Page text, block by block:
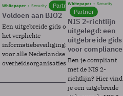
Whitepaper Security Partner
Voldoen aan BIO2
Een uitgebreide gids over BIO2,
het verplichte
informatiebeveiligingsframework
voor alle Nederlandse
overheidsorganisaties.
Whitepaper Security
Partner
NIS 2-richtlijn
uitgelegd: een
uitgebreide gids
voor compliance
Ben je compliant
met de NIS 2-
richtlijn? Hier vind
je een uitgebreide